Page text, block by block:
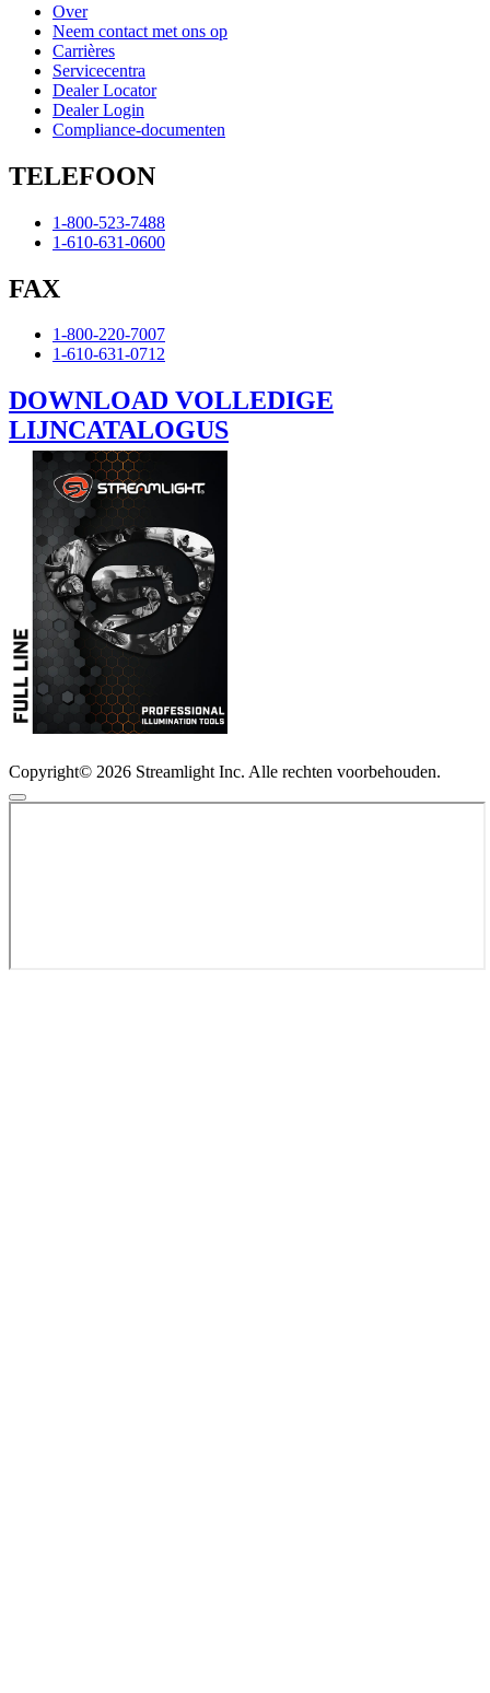
Over
Neem contact met ons op
Carrières
Servicecentra
Dealer Locator
Dealer Login
Compliance-documenten
TELEFOON
1-800-523-7488
1-610-631-0600
FAX
1-800-220-7007
1-610-631-0712
DOWNLOAD VOLLEDIGE
LIJNCATALOGUS
Copyright© 2026 Streamlight Inc. Alle rechten voorbehouden.